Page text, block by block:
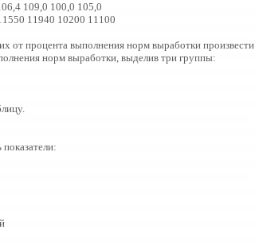
109,0 100,0 105,0
11940 10200 11100
от процента выполнения норм выработки произвести
норм выработки, выделив три группы: